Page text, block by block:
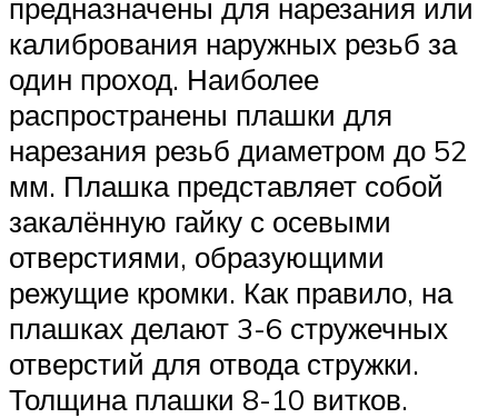
предназначены для нарезания или
калибрования наружных резьб за
один проход. Наиболее
распространены плашки для
нарезания резьб диаметром до 52
мм. Плашка представляет собой
закалённую гайку с осевыми
отверстиями, образующими
режущие кромки. Как правило, на
плашках делают 3-6 стружечных
отверстий для отвода стружки.
Толщина плашки 8-10 витков.